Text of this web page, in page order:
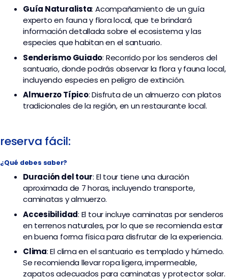
Guía Naturalista: Acompañamiento de un guía
experto en fauna y flora local, que te brindará
información detallada sobre el ecosistema y las
especies que habitan en el santuario.
Senderismo Guiado: Recorrido por los senderos del
santuario, donde podrás observar la flora y fauna local,
incluyendo especies en peligro de extinción.
Almuerzo Típico: Disfruta de un almuerzo con platos
tradicionales de la región, en un restaurante local.
reserva fácil:
¿Qué debes saber?
Duración del tour: El tour tiene una duración
aproximada de 7 horas, incluyendo transporte,
caminatas y almuerzo.
Accesibilidad: El tour incluye caminatas por senderos
en terrenos naturales, por lo que se recomienda estar
en buena forma física para disfrutar de la experiencia.
Clima: El clima en el santuario es templado y húmedo.
Se recomienda llevar ropa ligera, impermeable,
zapatos adecuados para caminatas y protector solar.